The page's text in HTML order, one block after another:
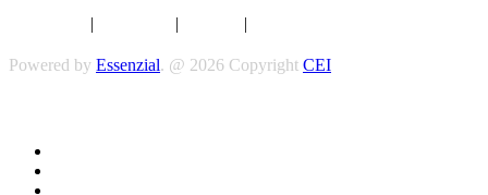
| | |
Powered by Essenzial. @ 2026 Copyright CEI